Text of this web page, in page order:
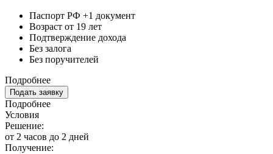
Паспорт РФ +1 документ
Возраст от 19 лет
Подтверждение дохода
Без залога
Без поручителей
Подробнее
Подать заявку
Подробнее
Условия
Решение:
от 2 часов до 2 дней
Получение: